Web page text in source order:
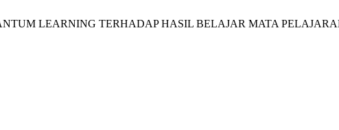
LEARNING TERHADAP HASIL BELAJAR MATA